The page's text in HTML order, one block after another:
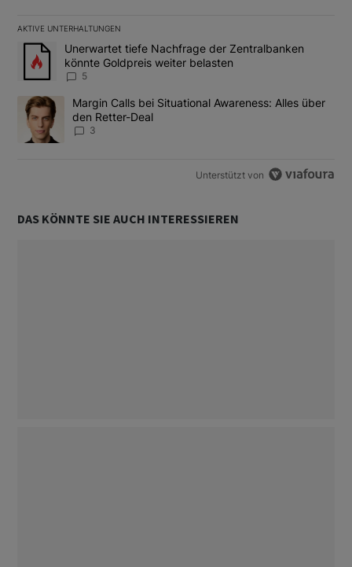
AKTIVE UNTERHALTUNGEN
Das Folgende ist eine Liste der am meisten kommentierten
Ein Trendartikel mit dem Titel "Unerwartet tiefe Nachfrage der
Unerwartet tiefe Nachfrage der Zentralbanken
könnte Goldpreis weiter belasten
5
Ein Trendartikel mit dem Titel "Margin Calls bei Situational
Margin Calls bei Situational Awareness: Alles über
den Retter-Deal
3
Unterstützt von
DAS KÖNNTE SIE AUCH INTERESSIEREN